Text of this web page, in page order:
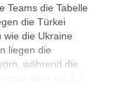
Teams die Tabelle
die Türkei
die Ukraine
liegen die
während die